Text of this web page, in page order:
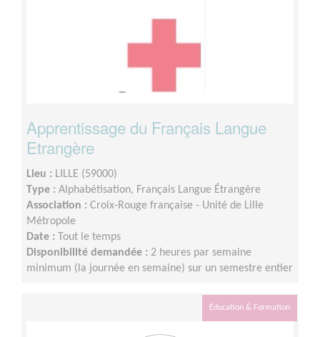
Apprentissage du Français Langue
Etrangère
Lieu : LILLE (59000)
Type : Alphabétisation, Français Langue Étrangère
Association : Croix-Rouge française - Unité de Lille
Métropole
Date : Tout le temps
Disponibilité demandée : 2 heures par semaine
minimum (la journée en semaine) sur un semestre entier
Éducation & Formation